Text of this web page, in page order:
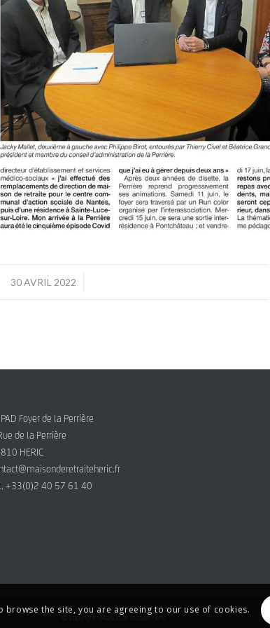
30 AVRIL 2022
/
Foyer de la Perrière
de la Perrière
HERIC
+33(0)2 40 57 61 40
© Copyright - Maison de retraite Heric
browse the site, you are agreeing to our use of cookies.